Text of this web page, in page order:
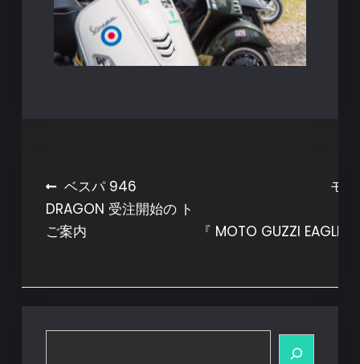
投
稿
ナ
ゲ
ー
ベスパ 946
DRAGON 受注開始の
ご案内
モ
『 MOTO GUZZI EAGLE